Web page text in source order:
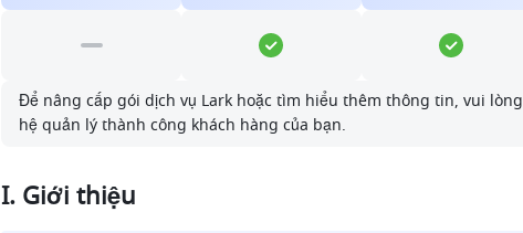
Để nâng cấp gói dịch vụ Lark hoặc tìm hiểu thêm thông tin, vui lòng
hệ quản lý thành công khách hàng của bạn.
I. Giới thiệu